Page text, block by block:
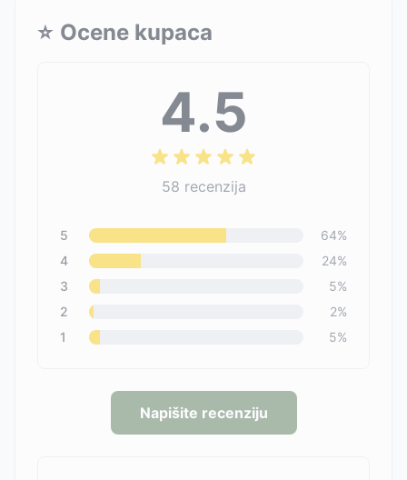
⭐ Ocene kupaca
4.5
58 recenzija
5 64%
4
24%
3
5%
2
2%
1
5%
Napišite recenziju